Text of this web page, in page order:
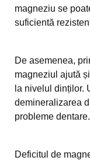
magneziu se
suficientă
De asemenea,
magneziul ajută
la nivelul dinților.
demineralizarea
probleme dentare.
Deficitul de